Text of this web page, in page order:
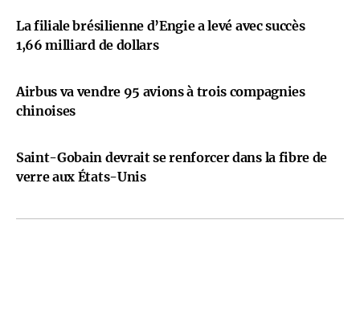
La filiale brésilienne d’Engie a levé avec succès
1,66 milliard de dollars
Airbus va vendre 95 avions à trois compagnies
chinoises
Saint-Gobain devrait se renforcer dans la fibre de
verre aux États-Unis